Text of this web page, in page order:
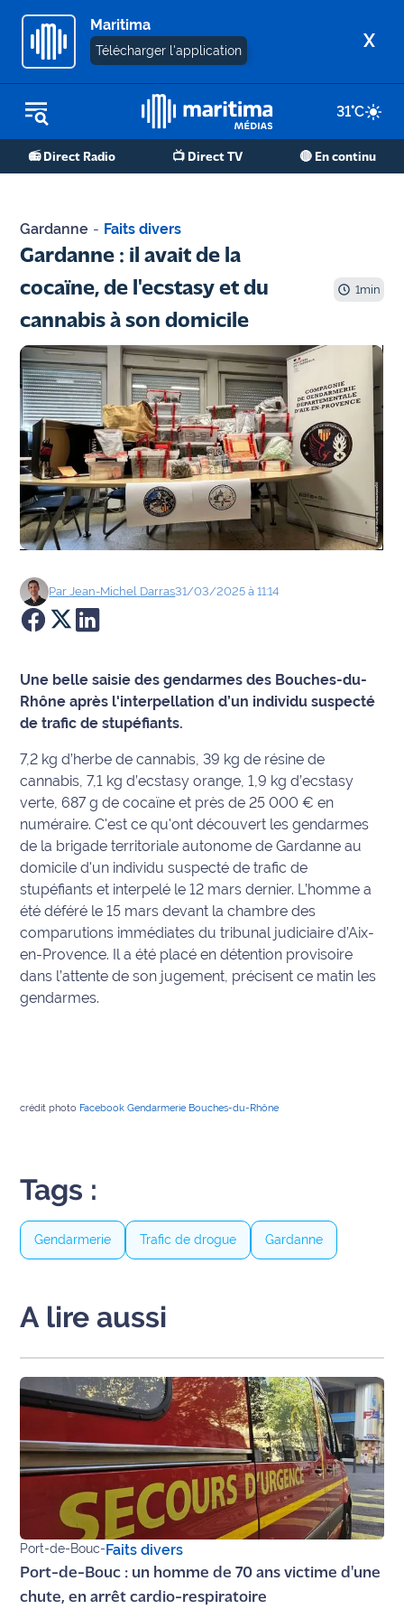
Maritima
Télécharger l'application X
31°C
📻 Direct Radio 📺 Direct TV 🔴 En continu
REPLAY RADIO
REPLAY TV
Martigues
de Berre
Marseille
- Aix
OM
Agenda
Faits
divers
Sports
Société
Culture
Économie
Éducation
Emploi
Environnement
Info
route
Justice
Loisirs
Météo
Social
National
International
Municipales
Contenus
Partenaires
L'invité(e)
de la
rédaction
Coup de
coeur
Maritima
Fil
Gardanne - Faits divers
Gardanne : il avait de la
cocaïne, de l'ecstasy et du
cannabis à son domicile
1min
ParJean-Michel Darras31/03/2025 à 11:14
Une belle saisie des gendarmes des Bouches-du-
Rhône après l'interpellation d’un individu suspecté
de trafic de stupéfiants.
7,2 kg d’herbe de cannabis, 39 kg de résine de
cannabis, 7,1 kg d’ecstasy orange, 1,9 kg d’ecstasy
verte, 687 g de cocaïne et près de 25 000 € en
numéraire. C'est ce qu'ont découvert les gendarmes
de la brigade territoriale autonome de Gardanne au
domicile d'un individu suspecté de trafic de
stupéfiants et interpelé le 12 mars dernier. L’homme a
été déféré le 15 mars devant la chambre des
comparutions immédiates du tribunal judiciaire d’Aix-
en-Provence. Il a été placé en détention provisoire
dans l’attente de son jugement, précisent ce matin les
gendarmes.
crédit photo Facebook Gendarmerie Bouches-du-Rhône
Tags :
Gendarmerie Trafic de drogue Gardanne
A lire aussi
Port-de-Bouc-Faits divers
Port-de-Bouc : un homme de 70 ans victime d'une
chute, en arrêt cardio-respiratoire